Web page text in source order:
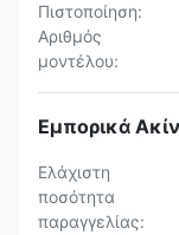
Πιστοποίηση:
Αριθμός
μοντέλου:
Εμπορικά
Ελάχιστη
ποσότητα
παραγγελίας: